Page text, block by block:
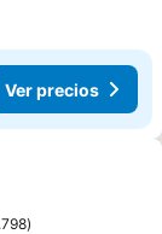
Ver precios